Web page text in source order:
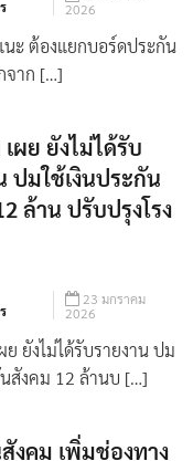
27 มกราคม
2026
ผย ยังไม่ได้รับ
ปมใช้เงินประกัน
ล้าน ปรับปรุงโรง
23 มกราคม
2026